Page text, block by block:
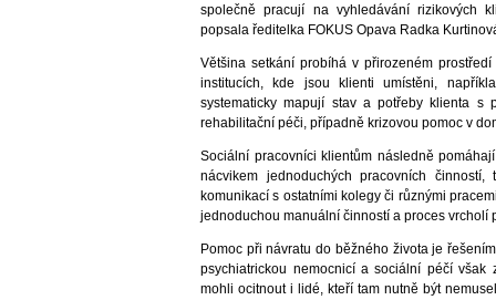
společně pracují na vyhledávání rizikových
popsala ředitelka FOKUS Opava Radka
Většina setkání probíhá v přirozeném
institucích, kde jsou klienti umístěni,
systematicky mapují stav a potřeby klienta s
rehabilitační péči, případně krizovou pomoc v
Sociální pracovníci klientům následně
nácvikem jednoduchých pracovních
komunikací s ostatními kolegy či různými
jednoduchou manuální činností a proces
Pomoc při návratu do běžného života je
psychiatrickou nemocnicí a sociální péčí
mohli ocitnout i lidé, kteří tam nutně být